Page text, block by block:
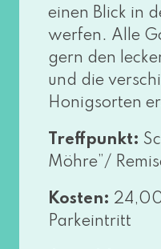
einen Blick in
wer­fen. Alle
gern den
und die
Honigsorten
Treffpunkt:
Möhre”/
Kosten:
Parkeintritt